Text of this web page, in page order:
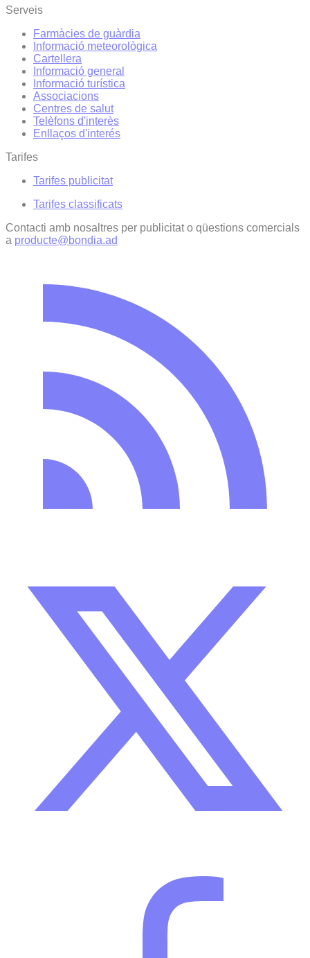
Serveis
Farmàcies de guàrdia
Informació meteorològica
Cartellera
Informació general
Informació turística
Associacions
Centres de salut
Telèfons d'interès
Enllaços d'interés
Tarifes
Tarifes publicitat
Tarifes classificats
Contacti amb nosaltres per publicitat o qüestions comercials
a producte@bondia.ad